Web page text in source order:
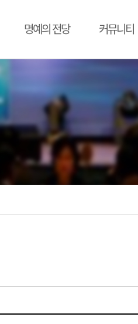
명예의 전당 커뮤니티